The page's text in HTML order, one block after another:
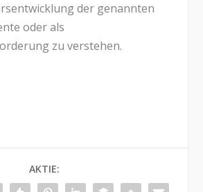
der genannten
oder als
zu verstehen.
AKTIE: